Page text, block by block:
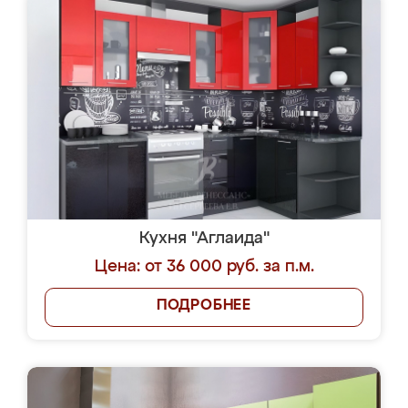
Кухня "Аглаида"
Цена: от 36 000 руб. за п.м.
ПОДРОБНЕЕ